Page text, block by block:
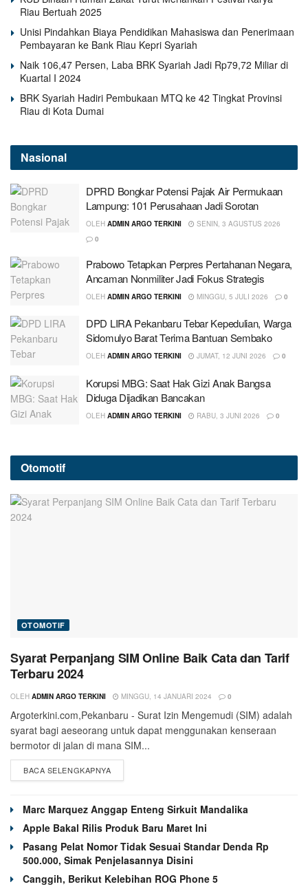
Riau Bertuah 2025
Unisi Pindahkan Biaya Pendidikan Mahasiswa dan Penerimaan
Pembayaran ke Bank Riau Kepri Syariah
Naik 106,47 Persen, Laba BRK Syariah Jadi Rp79,72 Miliar di
Kuartal I 2024
BRK Syariah Hadiri Pembukaan MTQ ke 42 Tingkat Provinsi
Riau di Kota Dumai
Nasional
DPRD Bongkar Potensi Pajak Air Permukaan
Lampung: 101 Perusahaan Jadi Sorotan
OLEH ADMIN ARGO TERKINI
SENIN, 3 AGUSTUS 2026
0
Prabowo Tetapkan Perpres Pertahanan Negara,
Ancaman Nonmiliter Jadi Fokus Strategis
OLEH ADMIN ARGO TERKINI MINGGU, 5 JULI 2026 0
DPD LIRA Pekanbaru Tebar Kepedulian, Warga
Sidomulyo Barat Terima Bantuan Sembako
OLEH ADMIN ARGO TERKINI JUMAT, 12 JUNI 2026 0
Korupsi MBG: Saat Hak Gizi Anak Bangsa
Diduga Dijadikan Bancakan
OLEH ADMIN ARGO TERKINI RABU, 3 JUNI 2026 0
Otomotif
OTOMOTIF
Syarat Perpanjang SIM Online Baik Cata dan Tarif
Terbaru 2024
OLEH ADMIN ARGO TERKINI MINGGU, 14 JANUARI 2024 0
Argoterkini.com,Pekanbaru - Surat Izin Mengemudi (SIM) adalah
syarat bagi aeseorang untuk dapat menggunakan kenseraan
bermotor di jalan di mana SIM...
BACA SELENGKAPNYA
Marc Marquez Anggap Enteng Sirkuit Mandalika
Apple Bakal Rilis Produk Baru Maret Ini
Pasang Pelat Nomor Tidak Sesuai Standar Denda Rp
500.000, Simak Penjelasannya Disini
Canggih, Berikut Kelebihan ROG Phone 5